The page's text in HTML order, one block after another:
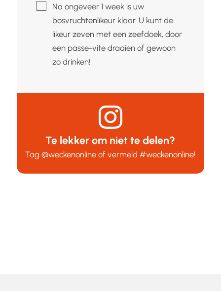
▢Na ongeveer 1 week is uw
bosvruchtenlikeur klaar. U kunt de
likeur zeven met een zeefdoek, door
een passe-vite draaien of gewoon
zo drinken!
Te lekker om niet te delen?
Tag@weckenonline of vermeld#weckenonline!